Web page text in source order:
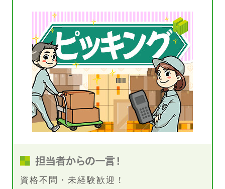
資格不問・未経験歓迎！